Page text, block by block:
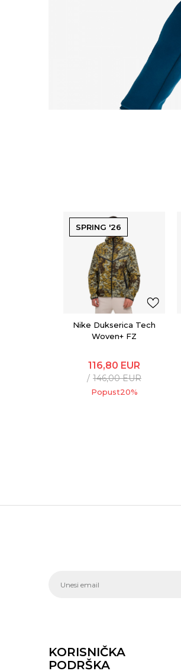
SPRING '26
Nike Dukserica Tech
Woven+ FZ
116,80 EUR
146,00EUR
Popust20%
KORISNIČKA
PODRŠKA